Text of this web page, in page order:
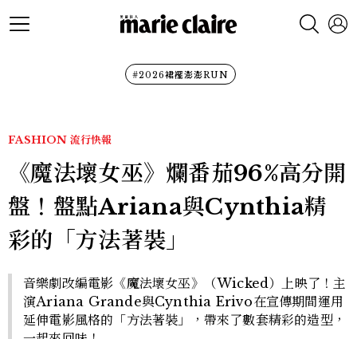
#2026裙襬澎澎RUN
FASHION 流行快報
《魔法壞女巫》爛番茄96%高分開
盤！盤點Ariana與Cynthia精
彩的「方法著裝」
音樂劇改編電影《魔法壞女巫》（Wicked）上映了！主
演Ariana Grande與Cynthia Erivo在宣傳期間運用
延伸電影風格的「方法著裝」，帶來了數套精彩的造型，